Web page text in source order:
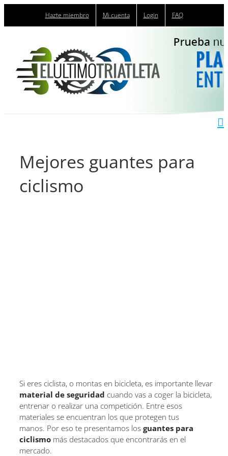
Hazte miembro Mi cuenta Login FAQ
Mejores guantes para
ciclismo
Si eres ciclista, o montas en bicicleta, es importante llevar
material de seguridad cuando vas a coger la bicicleta,
entrenar o realizar una competición. Entre esos
materiales se encuentran los que protegen tus
manos. Por eso te presentamos losguantes para
ciclismomás destacados que encontrarás en el
mercado.